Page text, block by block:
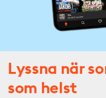
Lyssna när
som helst